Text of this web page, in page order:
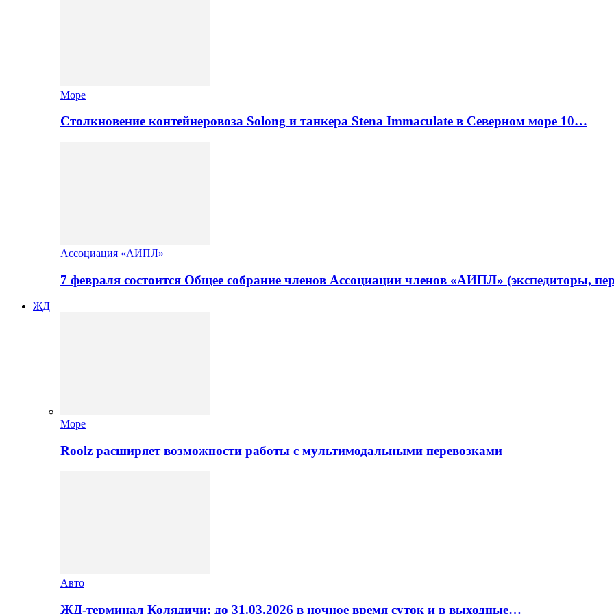
Море
Столкновение контейнеровоза Solong и танкера Stena Immaculate в Северном море 10…
Ассоциация «АИПЛ»
7 февраля состоится Общее собрание членов Ассоциации членов «АИПЛ» (экспедиторы,
ЖД
Море
Roolz расширяет возможности работы с мультимодальными перевозками
Авто
ЖД-терминал Колядичи: до 31.03.2026 в ночное время суток и в выходные…